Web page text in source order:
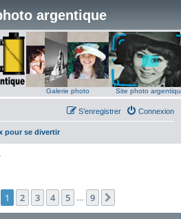
argentique
Galerie photo Site photo
Connexion
S’enregistrer
pour se divertir
Page 1sur9
1 2 3 4 5 9